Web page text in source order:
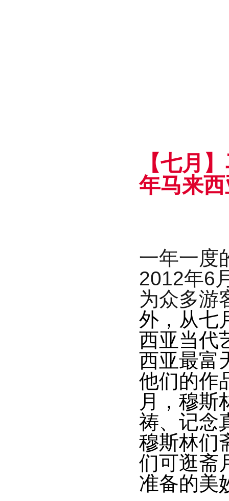
【七月】
年马来
一年一度
2012年6
为众多游
外，从七
西亚当代
西亚最富
他们的作
月，穆斯
祷、记念
穆斯林们
们可逛斋
准备的美